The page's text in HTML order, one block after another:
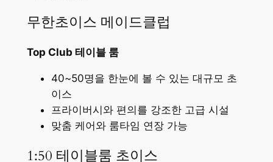
무한초이스 메이드클럽
Top Club 테이블 룸
40~50명을 한눈에 볼 수 있는 대규모 초
이스
프라이버시와 편의를 강조한 고급 시설
맞춤 케어와 룸타임 연장 가능
1:50 테이블룸 초이스